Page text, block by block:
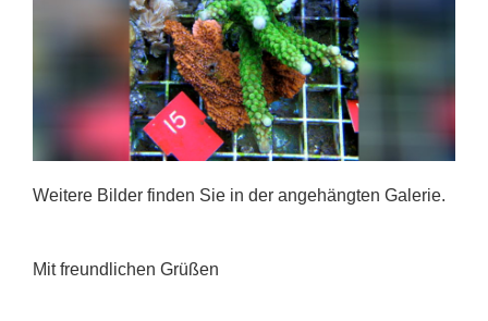
Weitere Bilder finden Sie in der angehängten Galerie.
Mit freundlichen Grüßen